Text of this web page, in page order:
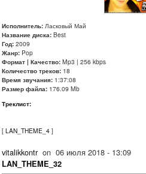
Исполнитель: Ласковый Май
Название диска: Best
Год: 2009
Жанр: Pop
Формат | Качество: Mp3 | 256 kbps
Количество треков: 18
Время звучания: 1:37:08
Размер файла: 176.09 Mb
Треклист:
[ LAN_THEME_4 ]
vitalikkontron 06 июля 2018 - 13:09
LAN_THEME_32